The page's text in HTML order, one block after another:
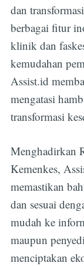
dan
berbagai fitur
klinik dan
kemudahan
Assist.id
mengatasi
transformasi
Menghadirkan
Kemenkes,
memastikan
dan sesuai
mudah ke
maupun
menciptakan